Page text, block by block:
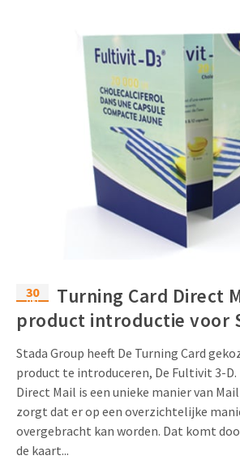
30
okt
Turning Card Direct
product introductie voor
Stada Group heeft De Turning Card
product te introduceren, De Fultivit 3-D.
Direct Mail is een unieke manier van
zorgt dat er op een overzichtelijke
overgebracht kan worden. Dat komt
de kaart...